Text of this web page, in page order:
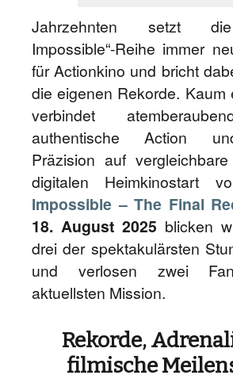
Jahrzehnten setzt
Impossible“-Reihe immer
für Actionkino und bricht
die eigenen Rekorde. Kaum
verbindet
authentische Action
Präzision auf
digitalen Heimkinostart
Impossible – The Final
18. August 2025 blicken
drei der spektakulärsten
und verlosen zwei
aktuellsten Mission.
Rekorde,
filmische